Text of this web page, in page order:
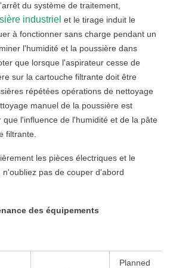
du système de traitement,
industriel et le tirage induit le
à fonctionner sans charge pendant un
l'humidité et la poussière dans
que lorsque l'aspirateur cesse de
sur la cartouche filtrante doit être
répétées opérations de nettoyage
manuel de la poussière est
que l'influence de l'humidité et de la pâte
filtrante.
les pièces électriques et le
pas de couper d'abord
des équipements
Planned